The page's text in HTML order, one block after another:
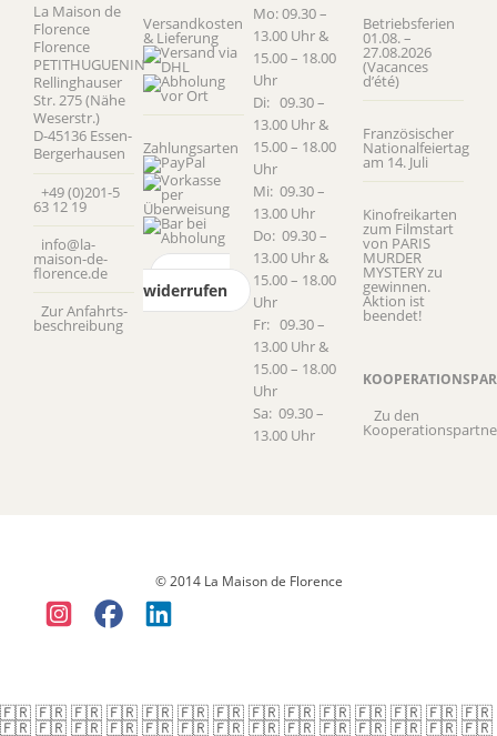
La Maison de
Florence
Florence
PETITHUGUENIN
Rellinghauser
Str. 275 (Nähe
Weserstr.)
D-45136 Essen-
Bergerhausen
+49 (0)201-5
63 12 19
info@la-
maison-de-
florence.de
Zur Anfahrts­
beschreibung
Versandkosten
& Lieferung
Zahlungsarten
Vertrag
widerrufen
Mo: 09.30 –
13.00 Uhr &
15.00 – 18.00
Uhr
Di: 09.30 –
13.00 Uhr &
15.00 – 18.00
Uhr
Mi: 09.30 –
13.00 Uhr
Do: 09.30 –
13.00 Uhr &
15.00 – 18.00
Uhr
Fr: 09.30 –
13.00 Uhr &
15.00 – 18.00
Uhr
Sa: 09.30 –
13.00 Uhr
Betriebsferien
01.08. –
27.08.2026
(Vacances
d’été)
Französischer
Nationalfeiertag
am 14. Juli
Kinofreikarten
zum Filmstart
von PARIS
MURDER
MYSTERY zu
gewinnen.
Aktion ist
beendet!
Zu den
© 2014 La Maison de Florence
🇫🇷 🇫🇷 🇫🇷 🇫🇷 🇫🇷 🇫🇷 🇫🇷 🇫🇷 🇫🇷 🇫🇷 🇫🇷 🇫🇷 🇫🇷 🇫🇷
🇫🇷 🇫🇷 🇫🇷 🇫🇷 🇫🇷 🇫🇷 🇫🇷 🇫🇷 🇫🇷 🇫🇷 🇫🇷 🇫🇷 🇫🇷 🇫🇷